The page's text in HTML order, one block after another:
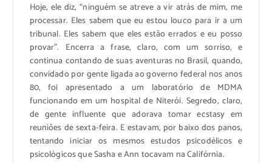
Hoje, ele diz, “ninguém se atreve a vir atrás de mim, me
processar. Eles sabem que eu estou louco para ir a um
tribunal. Eles sabem que eles estão errados e eu posso
provar”. Encerra a frase, claro, com um sorriso, e
continua contando de suas aventuras no Brasil, quando,
convidado por gente ligada ao governo federal nos anos
80, foi apresentado a um laboratório de MDMA
funcionando em um hospital de Niterói. Segredo, claro,
de gente influente que adorava tomar ecstasy em
reuniões de sexta-feira. E estavam, por baixo dos panos,
tentando iniciar os mesmos estudos psicodélicos e
psicológicos que Sasha e Ann tocavam na Califórnia.